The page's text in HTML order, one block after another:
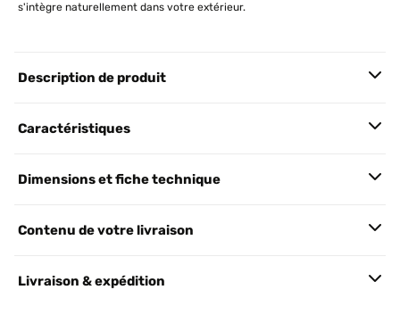
s'intègre naturellement dans votre extérieur.
Description de produit
Caractéristiques
Dimensions et fiche technique
Contenu de votre livraison
Livraison & expédition